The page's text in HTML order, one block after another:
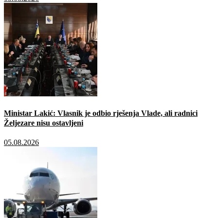
Ministar Lakić: Vlasnik je odbio rješenja Vlade, ali radnici
Željezare nisu ostavljeni
05.08.2026